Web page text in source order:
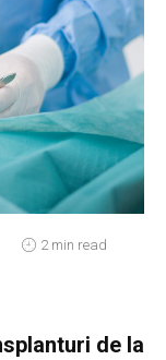
2 min read
de la